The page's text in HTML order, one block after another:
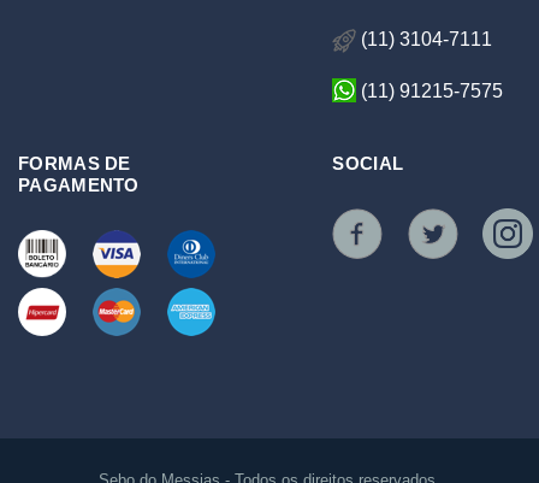
(11) 3104-7111
(11) 91215-7575
FORMAS DE
PAGAMENTO
SOCIAL